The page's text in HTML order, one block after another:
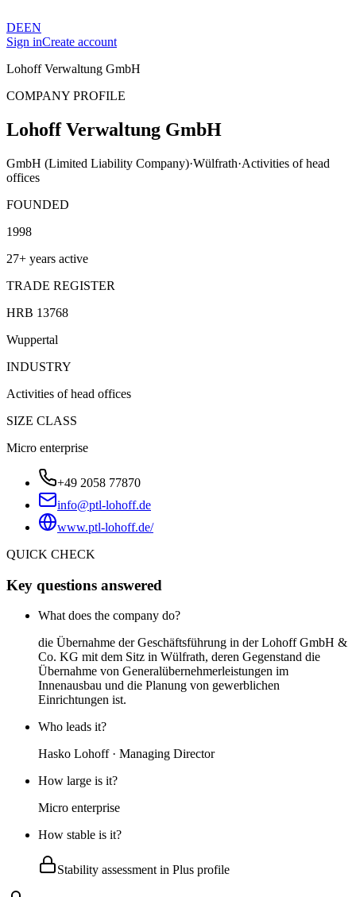
DEEN
Sign inCreate account
Lohoff Verwaltung GmbH
COMPANY PROFILE
Lohoff Verwaltung GmbH
GmbH (Limited Liability Company)·Wülfrath·Activities of head
offices
FOUNDED
1998
27+ years active
TRADE REGISTER
HRB 13768
Wuppertal
INDUSTRY
Activities of head offices
SIZE CLASS
Micro enterprise
+49 2058 77870
info@ptl-lohoff.de
www.ptl-lohoff.de/
QUICK CHECK
Key questions answered
What does the company do?
die Übernahme der Geschäftsführung in der Lohoff GmbH &
Co. KG mit dem Sitz in Wülfrath, deren Gegenstand die
Übernahme von Generalübernehmerleistungen im
Innenausbau und die Planung von gewerblichen
Einrichtungen ist.
Who leads it?
Hasko Lohoff · Managing Director
How large is it?
Micro enterprise
How stable is it?
Stability assessment in Plus profile